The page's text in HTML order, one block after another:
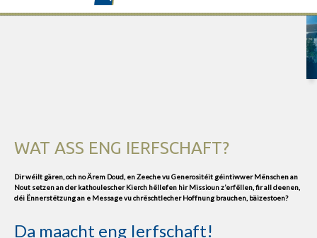
WAT ASS ENG IERFSCHAFT?
Dir wéilt gären, och no Ärem Doud, en Zeeche vu Generositéit géintiwwer Mënschen an
Nout setzen an der kathoulescher Kierch hëllefen hir Missioun z’erfëllen, fir all deenen,
déi Ënnerstëtzung an e Message vu chrëschtlecher Hoffnung brauchen, bäizestoen?
Da maacht eng Ierfschaft!